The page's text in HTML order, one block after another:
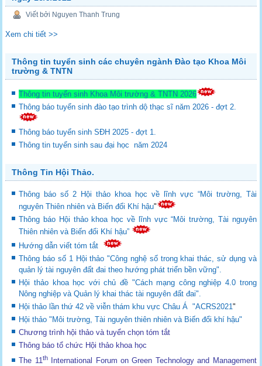
Viết bởi Nguyen Thanh Trung
Xem chi tiết >>
Thông tin tuyển sinh các chuyên ngành Đào tạo Khoa Môi
trường & TNTN
Thông tin tuyển sinh Khoa Môi trường & TNTN 2026
Thông báo tuyển sinh đào tạo trình dộ thạc sĩ năm 2026 - đợt 2.
Thông báo tuyển sinh SĐH 2025 - đợt 1.
Thông tin tuyển sinh sau đại học năm 2024
Thông Tin Hội Thảo.
Thông báo số 2 Hội thảo khoa học về lĩnh vực “Môi trường, Tài
nguyên Thiên nhiên và Biến đổi Khí hậu"
Thông báo Hội thảo khoa học về lĩnh vực “Môi trường, Tài nguyên
Thiên nhiên và Biến đổi Khí hậu”
Hướng dẫn viết tóm tắt
Thông báo số 1 Hội thảo "Công nghệ số trong khai thác, sử dụng và
quản lý tài nguyên đất đai theo hướng phát triển bền vững".
Hội thảo khoa học với chủ đề "Cách mạng công nghiệp 4.0 trong
Nông nghiệp và Quản lý khai thác tài nguyên đất đai".
Hội thảo lần thứ 42 về viễn thám khu vực Châu Á "ACRS2021"
Hội thảo "Môi trường, Tài nguyên thiên nhiên và Biến đổi khí hậu"
Chương trình hội thảo và tuyển chọn tóm tắt
Thông báo tổ chức Hội thảo khoa học
The 11thInternational Forum on Green Technology and Management